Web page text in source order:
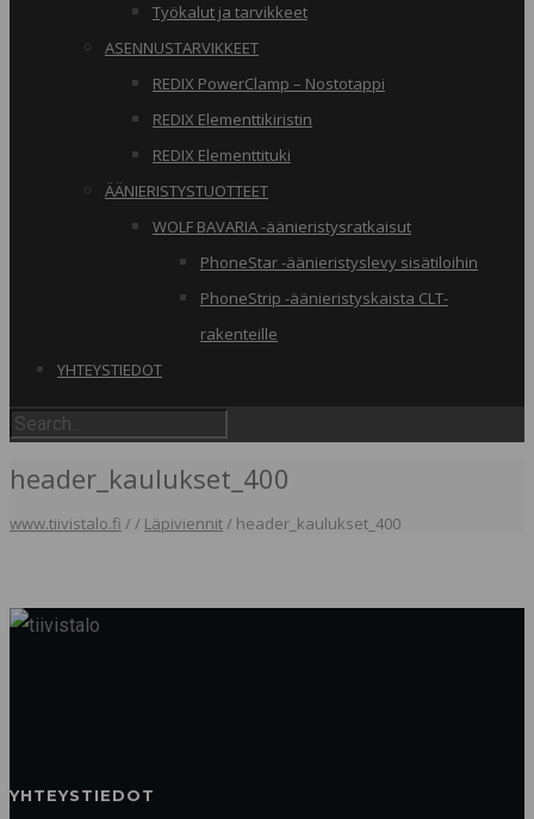
Työkalut ja tarvikkeet
ASENNUSTARVIKKEET
REDIX PowerClamp – Nostotappi
REDIX Elementtikiristin
REDIX Elementtituki
ÄÄNIERISTYSTUOTTEET
WOLF BAVARIA -äänieristysratkaisut
PhoneStar -äänieristyslevy sisätiloihin
PhoneStrip -äänieristyskaista CLT-
rakenteille
YHTEYSTIEDOT
header_kaulukset_400
www.tiivistalo.fi // Läpiviennit/ header_kaulukset_400
YHTEYSTIEDOT